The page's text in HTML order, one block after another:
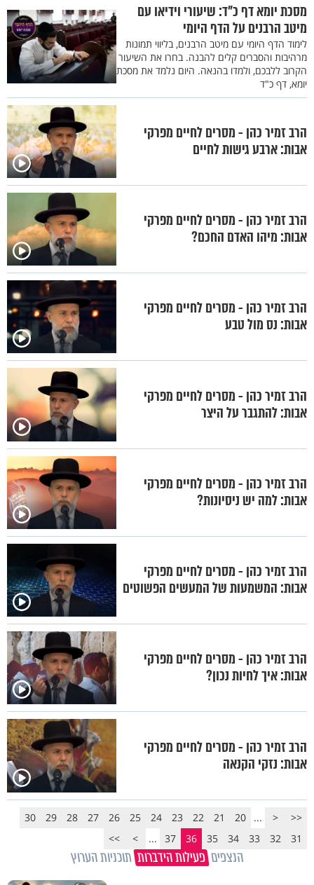
מסכת יומא דף כ"ד: שיעורי וידיאו עם
מיטב הרבנים על הדף היומי
לימוד הדף היומי עם מיטב הרבנים, בליווי תמונות
מרהיבות והסברים קלים להבנה. בחרו את השיעור
הקרוב ללבכם, ולמדו בהנאה. היום נלמד את מסכת
יומא, דף כ"ד
הרב זמיר כהן - מסרים לחיים מפרקי
אבות: ארבע גישות לחיים
הרב זמיר כהן - מסרים לחיים מפרקי
אבות: מיהו האדם החכם?
הרב זמיר כהן - מסרים לחיים מפרקי
אבות: נס מול טבע
הרב זמיר כהן - מסרים לחיים מפרקי
אבות: להתגבר על היצר
הרב זמיר כהן - מסרים לחיים מפרקי
אבות: למה יש ניסיונות?
הרב זמיר כהן - מסרים לחיים מפרקי
אבות: המשמעות של המעשים הפשוטים
הרב זמיר כהן - מסרים לחיים מפרקי
אבות: איך לחיות נכון?
הרב זמיר כהן - מסרים לחיים מפרקי
אבות: נזקי הקנאה
<<
<
...
20
21
22
23
24
25
26
27
28
29
30
31
32
33
34
35
36
37
...
>
>>
הנצפים פעילות הידברות תוכניות הערוץ